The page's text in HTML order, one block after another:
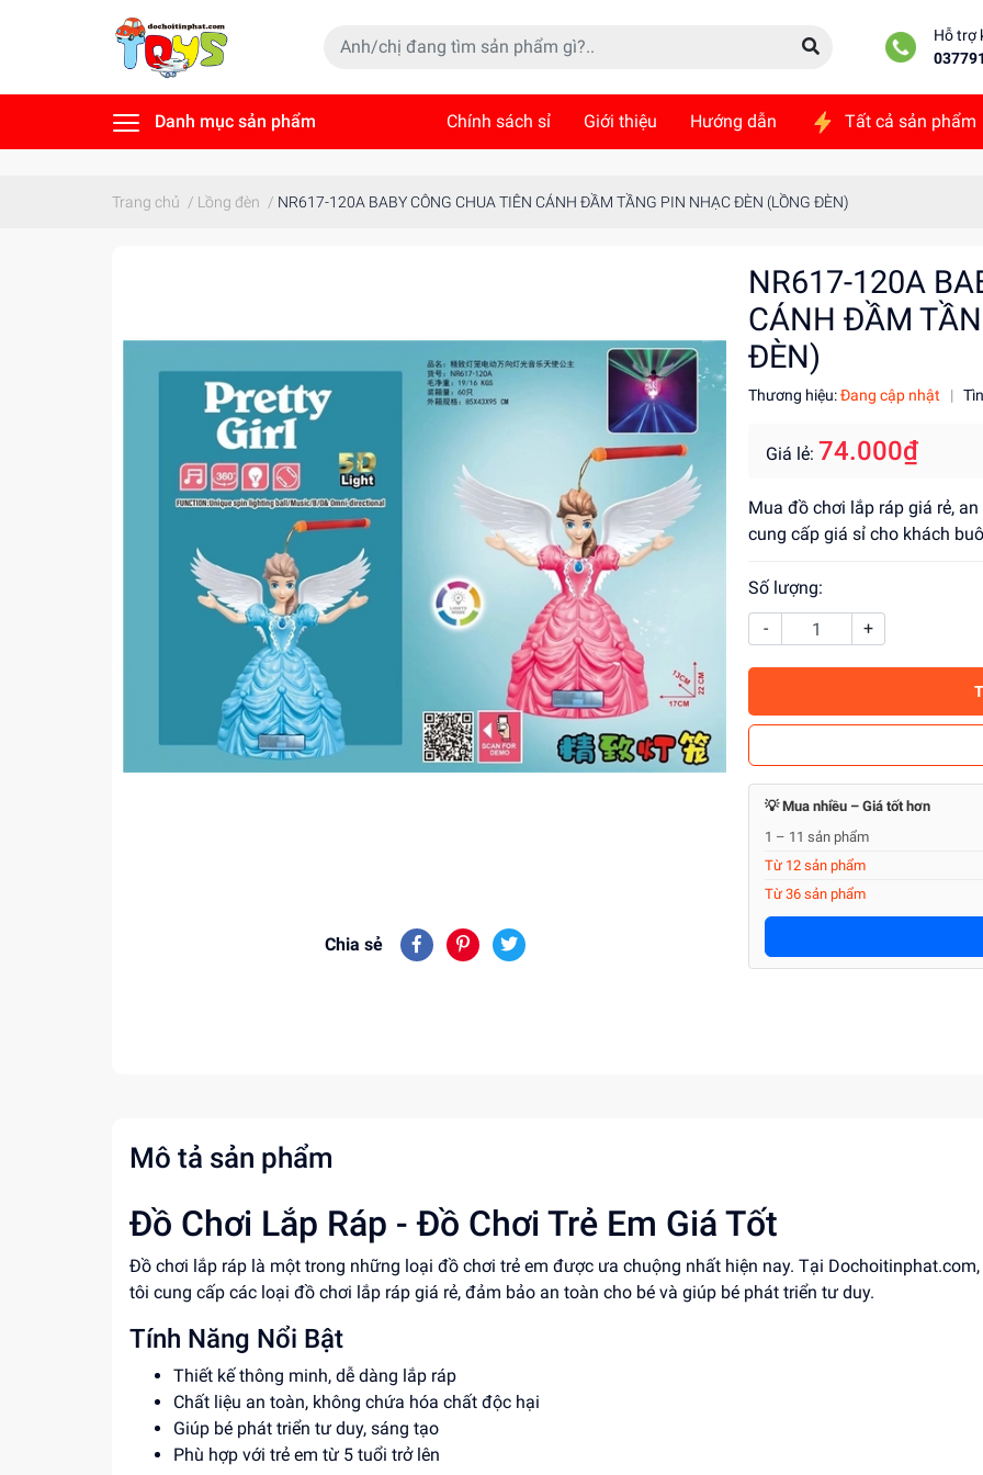
Hỗ trợ
Danh mục sản phẩm Chính sách sỉ Giới thiệu Hướng dẫn Tất cả sản phẩm
Trang chủ / Lồng đèn / NR617-120A BABY CÔNG CHUA TIÊN CÁNH ĐẦM TẦNG PIN NHẠC ĐÈN (LỒNG ĐÈN)
Chia sẻ
NR617-120A
CÁNH ĐẦM
ĐÈN)
Thương hiệu:Đang cập nhật |
Giá lẻ: 74.000₫
Mua đồ chơi lắp ráp giá rẻ,
cung cấp giá sỉ cho khách
Số lượng:
-
+
💡 Mua nhiều – Giá tốt hơn
1 – 11 sản phẩm
Từ 12 sản phẩm
Từ 36 sản phẩm
Mô tả sản phẩm
Đồ Chơi Lắp Ráp - Đồ Chơi Trẻ Em Giá Tốt
Đồ chơi lắp ráp là một trong những loại đồ chơi trẻ em được ưa chuộng nhất hiện nay. Tại
tôi cung cấp các loại đồ chơi lắp ráp giá rẻ, đảm bảo an toàn cho bé và giúp bé phát triển tư duy.
Tính Năng Nổi Bật
Thiết kế thông minh, dễ dàng lắp ráp
Chất liệu an toàn, không chứa hóa chất độc hại
Giúp bé phát triển tư duy, sáng tạo
Phù hợp với trẻ em từ 5 tuổi trở lên